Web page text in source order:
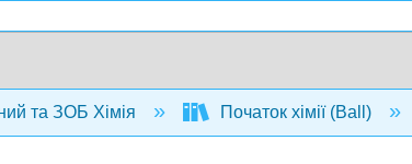
та ЗОБ Хімія Початок хімії (Ball)